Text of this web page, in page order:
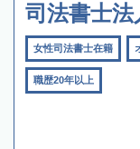
司法書士
女性司法書士在籍
職歴20年以上